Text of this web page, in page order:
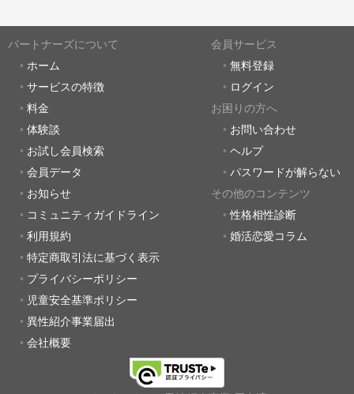
パートナーズについて
ホーム
サービスの特徴
料金
体験談
お試し会員検索
会員データ
お知らせ
コミュニティガイドライン
利用規約
特定商取引法に基づく表示
プライバシーポリシー
児童安全基準ポリシー
異性紹介事業届出
会社概要
会員サービス
無料登録
ログイン
お困りの方へ
お問い合わせ
ヘルプ
パスワードが解らない
その他のコンテンツ
性格相性診断
婚活恋愛コラム